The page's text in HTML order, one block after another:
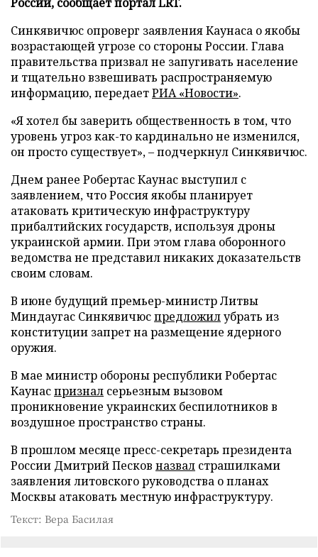
Синкявичюс опроверг заявления Каунаса о якобы
возрастающей угрозе со стороны России. Глава
правительства призвал не запугивать население
и тщательно взвешивать распространяемую
информацию, передаетРИА «Новости».
«Я хотел бы заверить общественность в том, что
уровень угроз как-то кардинально не изменился,
он просто существует», – подчеркнул Синкявичюс.
Днем ранее Робертас Каунас выступил с
заявлением, что Россия якобы планирует
атаковать критическую инфраструктуру
прибалтийских государств, используя дроны
украинской армии. При этом глава оборонного
ведомства не представил никаких доказательств
своим словам.
В июне будущий премьер-министр Литвы
Миндаугас Синкявичюспредложилубрать из
конституции запрет на размещение ядерного
оружия.
В мае министр обороны республики Робертас
Каунаспризнал серьезным вызовом
проникновение украинских беспилотников в
воздушное пространство страны.
В прошлом месяце пресс-секретарь президента
России Дмитрий Песков назвал страшилками
заявления литовского руководства о планах
Москвы атаковать местную инфраструктуру.
Текст: Вера Басилая